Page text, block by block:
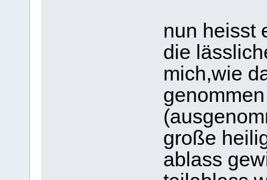
nun heisst
die
mich,wie
große
ablass